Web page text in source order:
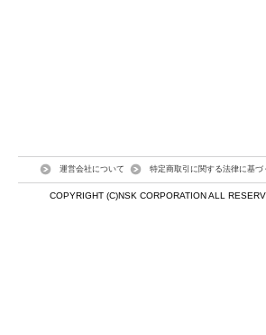
運営会社について 特定商取引に関する法律に基づ
COPYRIGHT (C)NSK CORPORATION ALL